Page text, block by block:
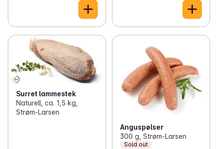
Surret lammestek
Naturell, ca. 1,5 kg,
Strøm-Larsen
Anguspølser
300 g, Strøm-Larsen
Sold out